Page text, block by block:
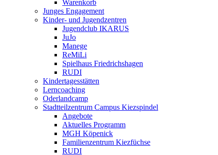
Warenkorb
Junges Engagement
Kinder- und Jugendzentren
Jugendclub IKARUS
JuJo
Manege
ReMiLi
Spielhaus Friedrichshagen
RUDI
Kindertagesstätten
Lerncoaching
Oderlandcamp
Stadtteilzentrum Campus Kiezspindel
Angebote
Aktuelles Programm
MGH Köpenick
Familienzentrum Kiezfüchse
RUDI